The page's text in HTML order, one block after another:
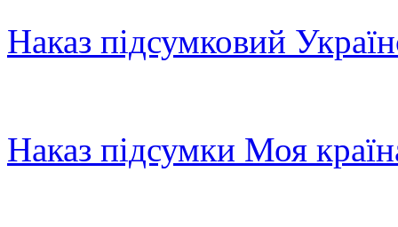
Наказ підсумковий
Наказ пiдсумки Моя